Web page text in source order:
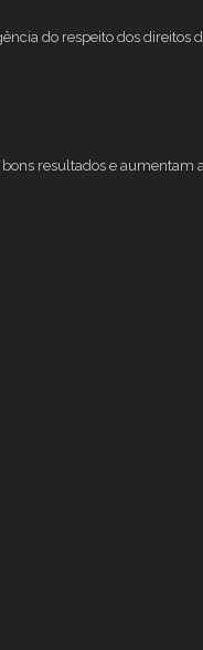
do respeito dos direitos
resultados e aumentam